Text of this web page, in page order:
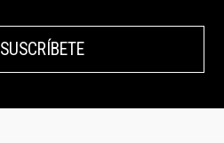
SUSCRÍBETE